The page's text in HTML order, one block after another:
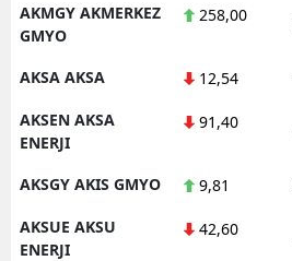
AKMGY AKMERKEZ
GMYO
258,00
AKSA AKSA 12,54
AKSEN AKSA
ENERJI
91,40
AKSGY AKIS GMYO 9,81
AKSUE AKSU
ENERJI
42,60